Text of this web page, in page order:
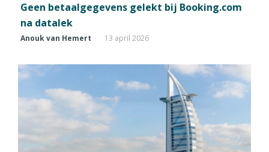
Geen betaalgegevens gelekt bij Booking.com
na datalek
Anouk van Hemert 13 april 2026